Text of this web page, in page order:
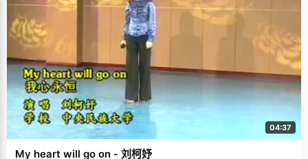
04:37
My heart will go on - 刘柯妤